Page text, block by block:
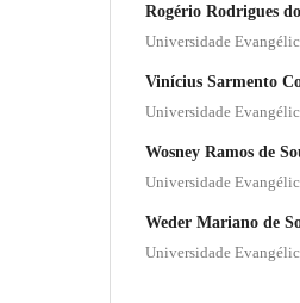
Rogério Rodrigues
Universidade
Vinícius Sarmento
Universidade
Wosney Ramos de
Universidade
Weder Mariano de
Universidade